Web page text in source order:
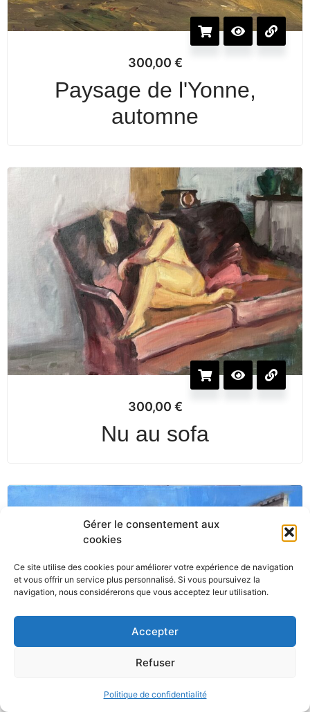
Gérer le consentement aux
cookies
Ce site utilise des cookies pour améliorer votre expérience de navigation
et vous offrir un service plus personnalisé. Si vous poursuivez la
navigation, nous considérerons que vous acceptez leur utilisation.
Accepter
Refuser
Politique de confidentialité
300,00 €
Paysage de l'Yonne,
automne
300,00 €
Nu au sofa
450,00€